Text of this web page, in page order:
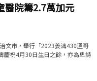
醫院籌2.7萬加元
文市，舉行「2023姜濤430溫哥
慶祝4月30日生日之餘，亦為卑詩